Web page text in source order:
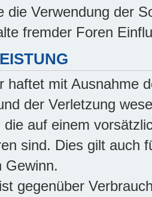
die Verwendung der
fremder Foren
haftet mit Ausnahme
der Verletzung
auf einem
sind. Dies gilt auch
Gewinn.
gegenüber